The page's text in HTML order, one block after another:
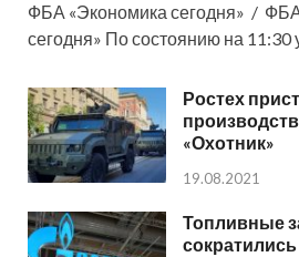
ФБА «Экономика сегодня» /
сегодня» По состоянию на 11:30
Ростех
«Охотник»
19.08.2021
Топливные